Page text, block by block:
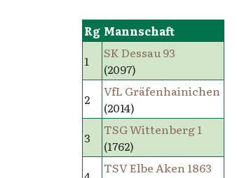
Rg Mannschaft
1
SK Dessau 93
(2097)
2
VfL Gräfenhainichen
(2014)
3
TSG Wittenberg 1
(1762)
TSV Elbe Aken 1863